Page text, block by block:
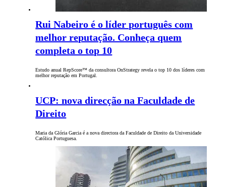
Rui Nabeiro é o líder português com
melhor reputação. Conheça quem
completa o top 10
Estudo anual RepScore™ da consultora OnStrategy revela o top 10 dos líderes com
melhor reputação em Portugal.
UCP: nova direcção na Faculdade de
Direito
Maria da Glória Garcia é a nova directora da Faculdade de Direito da Universidade
Católica Portuguesa.